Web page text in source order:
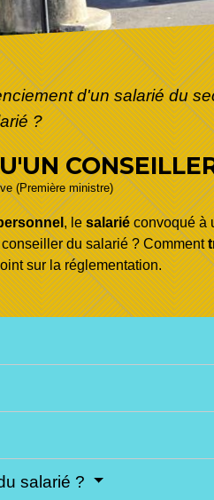
d'un salarié du
?
(Première ministre)
, lesalariéconvoqué à
du salarié ? Comment
sur la réglementation.
salarié ?